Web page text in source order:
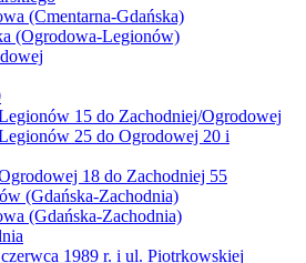
(Cmentarna-Gdańska)
(Ogrodowa-Legionów)
15 do Zachodniej/Ogrodowej
25 do Ogrodowej 20 i
18 do Zachodniej 55
(Gdańska-Zachodnia)
(Gdańska-Zachodnia)
1989 r. i ul. Piotrkowskiej